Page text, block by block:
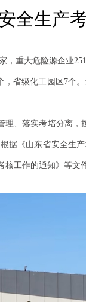
全生产
重大危险源企业
省级化工园区7个
、落实考培分离，
据《山东省安全生
工作的通知》等文